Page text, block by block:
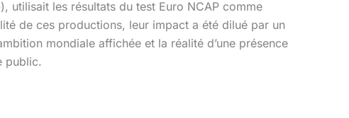
utilisait les résultats du test Euro NCAP comme
de ces productions, leur impact a été dilué par un
mondiale affichée et la réalité d’une présence
public.